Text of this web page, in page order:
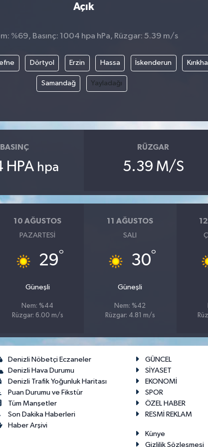
Açık
%69, Basınç: 1004 hpa hPa, Rüzgar: 5.39 m/s
Dörtyol Erzin Hassa İskenderun
Samandağ Yayladağı
BASINÇ
HPA hpa
RÜZGAR
5.39 M/S
10 AĞUSTOS
PAZARTESI
29°
Güneşli
Nem: %44
Rüzgar: 6.00 m/s
11 AĞUSTOS
SALI
30°
Güneşli
Nem: %42
Rüzgar: 4.81 m/s
Denizli Nöbetçi Eczaneler
Denizli Hava Durumu
Denizli Trafik Yoğunluk Haritası
Puan Durumu ve Fikstür
Tüm Manşetler
Son Dakika Haberleri
Haber Arşivi
GÜNCEL
SİYASET
EKONOMİ
SPOR
ÖZEL HABER
RESMİ REKLAM
Künye
Gizlilik Sözleşmesi